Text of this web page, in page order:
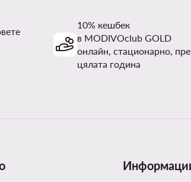
10% кешбек
в MODIVOclub GOLD
онлайн, стационарно,
цялата година